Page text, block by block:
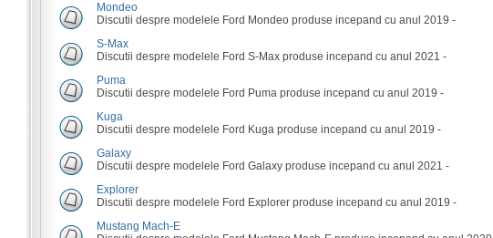
Mondeo
Discutii despre modelele Ford Mondeo produse incepand cu anul 2019 -
S-Max
Discutii despre modelele Ford S-Max produse incepand cu anul 2021 -
Puma
Discutii despre modelele Ford Puma produse incepand cu anul 2019 -
Kuga
Discutii despre modelele Ford Kuga produse incepand cu anul 2019 -
Galaxy
Discutii despre modelele Ford Galaxy produse incepand cu anul 2021 -
Explorer
Discutii despre modelele Ford Explorer produse incepand cu anul 2019 -
Mustang Mach-E